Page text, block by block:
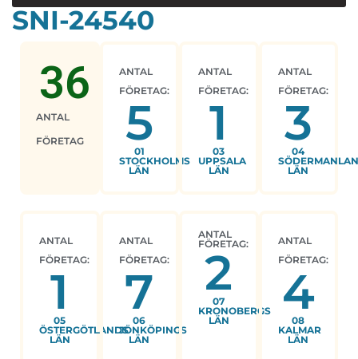
SNI-24540
ANTAL
FÖRETAG
36
ANTAL
FÖRETAG:
5
01
STOCKHOLMS
LÄN
ANTAL
FÖRETAG:
1
03
UPPSALA
LÄN
ANTAL
FÖRETAG:
3
04
LÄN
ANTAL
FÖRETAG:
1
05
ÖSTERGÖTLANDS
LÄN
ANTAL
FÖRETAG:
7
06
JÖNKÖPINGS
LÄN
ANTAL
FÖRETAG:
2
07
KRONOBERGS
LÄN
ANTAL
FÖRETAG:
4
08
KALMAR
LÄN